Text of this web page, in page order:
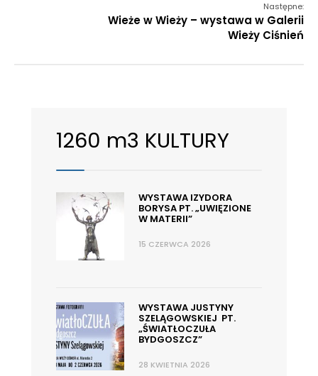
Następne:
Wieże w Wieży – wystawa w Galerii
Wieży Ciśnień
1260 m3 KULTURY
WYSTAWA IZYDORA
BORYSA PT. „UWIĘZIONE
W MATERII”
15 CZERWCA 2026
WYSTAWA JUSTYNY
SZELĄGOWSKIEJ PT.
„ŚWIATŁOCZUŁA
BYDGOSZCZ”
28 KWIETNIA 2026